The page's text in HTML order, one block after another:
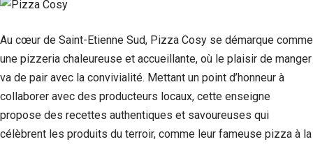
Au cœur de Saint-Etienne Sud, Pizza Cosy se démarque comme
une pizzeria chaleureuse et accueillante, où le plaisir de manger
va de pair avec la convivialité. Mettant un point d’honneur à
collaborer avec des producteurs locaux, cette enseigne
propose des recettes authentiques et savoureuses qui
célèbrent les produits du terroir, comme leur fameuse pizza à la